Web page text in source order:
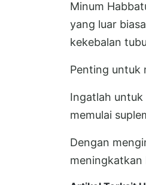
Minum
yang luar
kekebalan
Penting untuk
Ingatlah untuk
memulai
Dengan
meningkatkan